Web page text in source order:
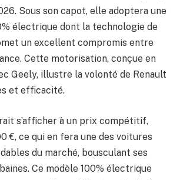
Sous son capot, elle adoptera une
électrique dont la technologie de
un excellent compromis entre
Cette motorisation, conçue en
Geely, illustre la volonté de Renault
et efficacité.
s’afficher à un prix compétitif,
€, ce qui en fera une des voitures
du marché, bousculant ses
Ce modèle 100% électrique